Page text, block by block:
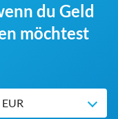
du Geld
möchtest
EUR